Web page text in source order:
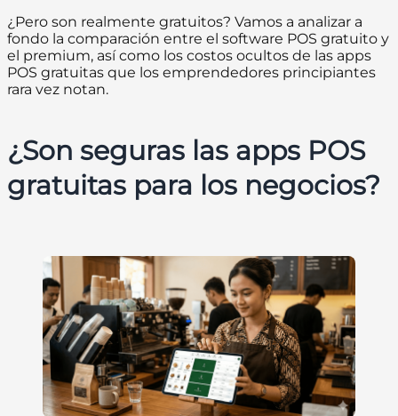
¿Pero son realmente gratuitos? Vamos a analizar a
fondo la comparación entre el software POS gratuito y
el premium, así como los costos ocultos de las apps
POS gratuitas que los emprendedores principiantes
rara vez notan.
¿Son seguras las apps POS
gratuitas para los negocios?